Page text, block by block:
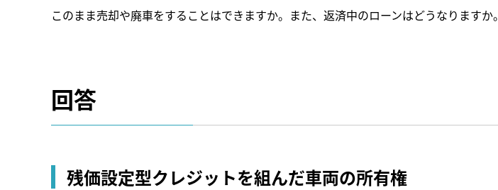
このまま売却や廃車をすることはできますか。また、返済中のローンはどうなりますか。
回答
残価設定型クレジットを組んだ車両の所有権